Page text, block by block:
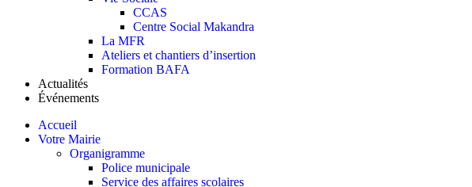
CCAS
Centre Social Makandra
La MFR
Ateliers et chantiers d’insertion
Formation BAFA
Actualités
Événements
Accueil
Votre Mairie
Organigramme
Police municipale
Service des affaires scolaires